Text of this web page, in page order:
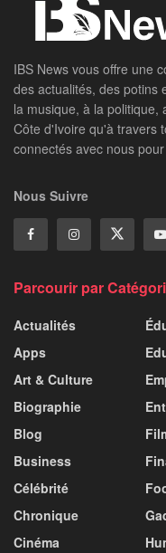
IBS News vous offre une
des actualités, des potins
la musique, à la politique,
Côte d'Ivoire qu'à travers
connectés avec nous
Nous Suivre
Parcourir par
Actualités
Apps
Art & Culture
Biographie
Blog
Business
Célébrité
Chronique
Cinéma